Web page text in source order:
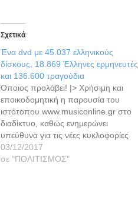
Σχετικά
Ένα dvd με 45.037 ελληνικούς
δίσκους, 18.869 Έλληνες ερμηνευτές
και 136.600 τραγούδια
Όποιος προλάβει! |> Χρήσιμη και
εποικοδομητική η παρουσία του
ιστότοπου www.musiconline.gr στο
διαδίκτυο, καθώς ενημερώνει
υπεύθυνα για τις νέες κυκλοφορίες
της ελληνικής δισκογραφίας, όσο
αυτή υφίσταται πλέον... Ο ιστότοπος
03/12/2017
σε "ΠΟΛΙΤΙΣΜΟΣ"